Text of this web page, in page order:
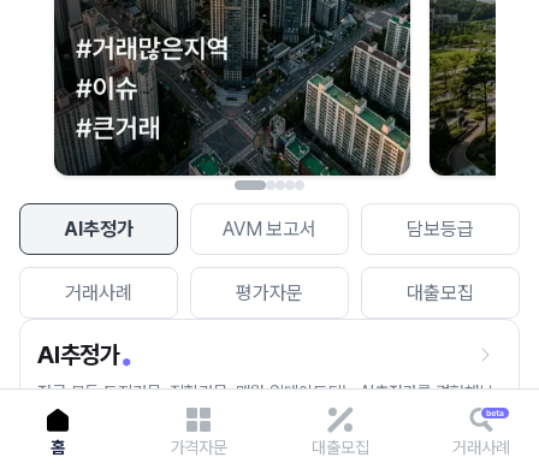
AI추정가 AVM 보고서 담보등급
거래사례 평가자문 대출모집
AI추정가
전국 모든 토지건물, 집합건물, 매월 업데이트되는 AI추정가를 경험해보
세요.
홈 가격자문 대출모집 거래사례